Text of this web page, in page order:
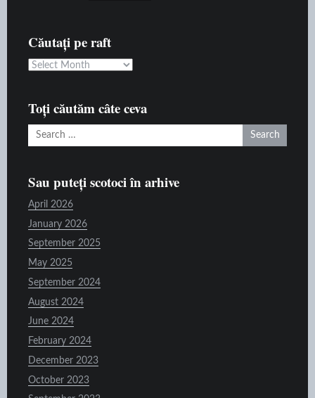
Căutați pe raft
Căutați
Toți căutăm câte ceva
Search
Sau puteți scotoci în arhive
April 2026
January 2026
September 2025
May 2025
September 2024
August 2024
June 2024
February 2024
December 2023
October 2023